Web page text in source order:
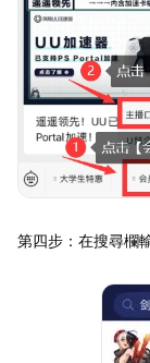
第四步：在搜尋欄